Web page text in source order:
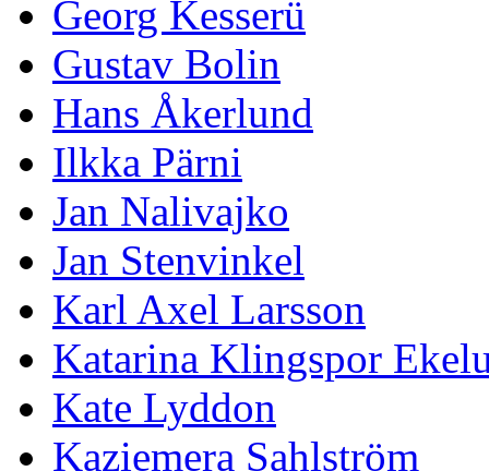
Georg Kesserü
Gustav Bolin
Hans Åkerlund
Ilkka Pärni
Jan Nalivajko
Jan Stenvinkel
Karl Axel Larsson
Katarina Klingspor
Kate Lyddon
Kaziemera Sahlström